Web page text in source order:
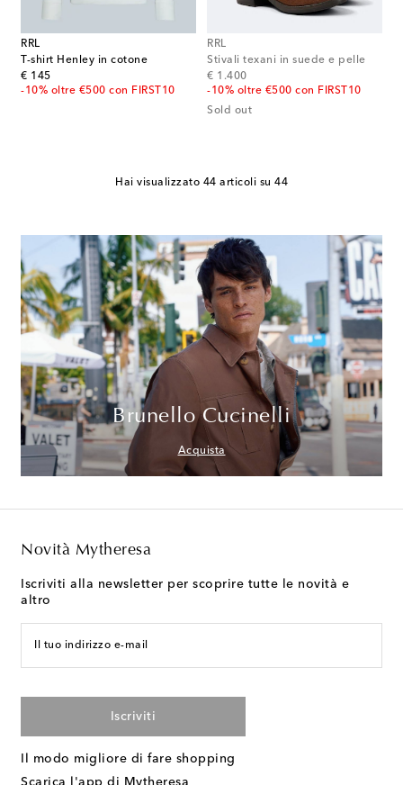
RRL
T-shirt Henley in cotone
€ 145
original price
-10% oltre €500 con FIRST10
RRL
Stivali texani in suede e pelle
€ 1.400
original price
-10% oltre €500 con FIRST10
Sold out
Hai visualizzato 44 articoli su 44
Brunello Cucinelli
Acquista
Novità Mytheresa
Iscriviti alla newsletter per scoprire tutte le novità e
altro
Il tuo indirizzo e-mail
Iscriviti
Il modo migliore di fare shopping